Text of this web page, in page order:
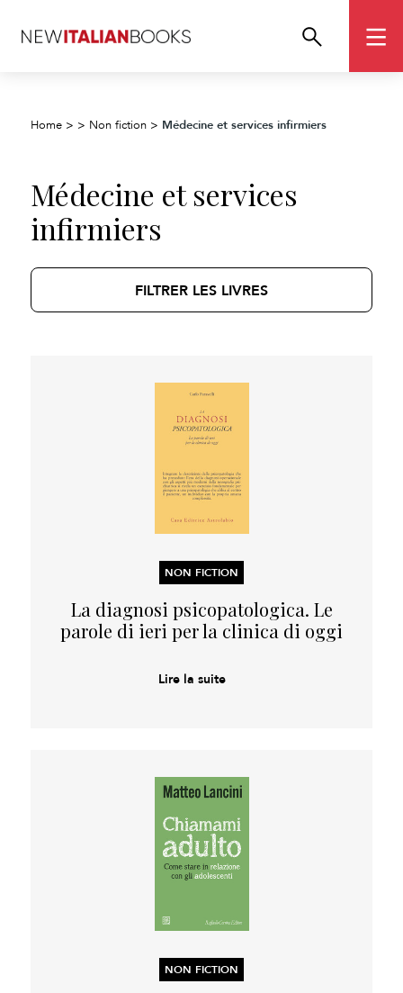
Home > > Non fiction > Médecine et services infirmiers
Médecine et services
infirmiers
FILTRER LES LIVRES
NON FICTION
La diagnosi psicopatologica. Le
parole di ieri per la clinica di oggi
Lire la suite
NON FICTION